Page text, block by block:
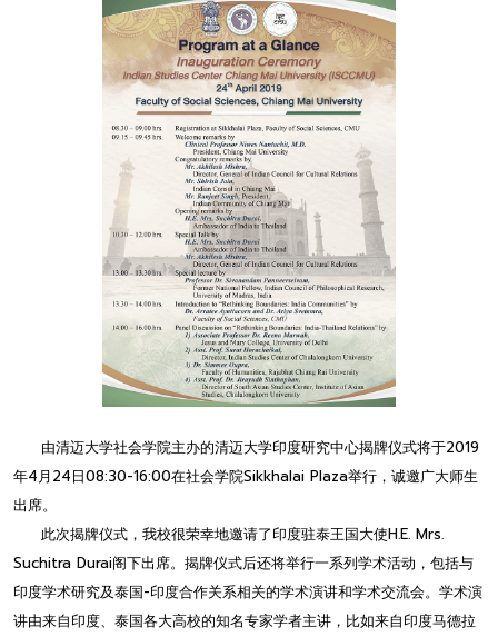
由清迈大学社会学院主办的清迈大学印度研究中心揭牌仪式将于2019
年4月24日08:30-16:00在社会学院Sikkhalai Plaza举行，诚邀广大师生
出席。
此次揭牌仪式，我校很荣幸地邀请了印度驻泰王国大使H.E. Mrs.
Suchitra Durai阁下出席。揭牌仪式后还将举行一系列学术活动，包括与
印度学术研究及泰国-印度合作关系相关的学术演讲和学术交流会。学术演
讲由来自印度、泰国各大高校的知名专家学者主讲，比如来自印度马德拉